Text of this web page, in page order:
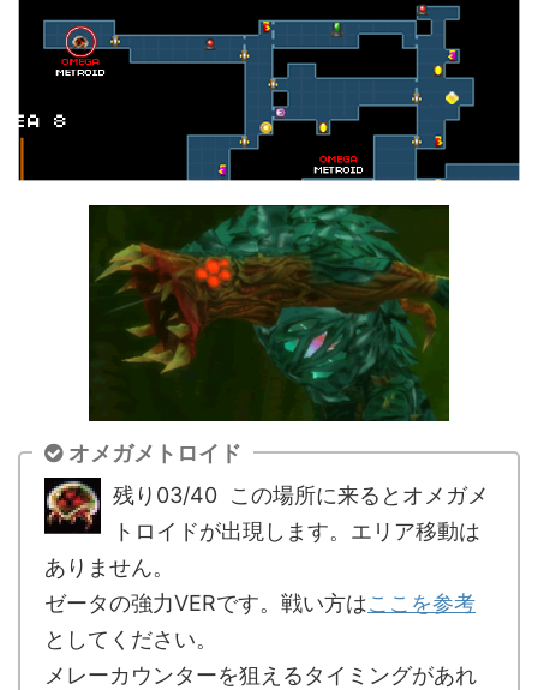
オメガメトロイド
残り03/40 この場所に来るとオメガメ
トロイドが出現します。エリア移動は
ありません。
ゼータの強力VERです。戦い方はここを参考
としてください。
メレーカウンターを狙えるタイミングがあれ